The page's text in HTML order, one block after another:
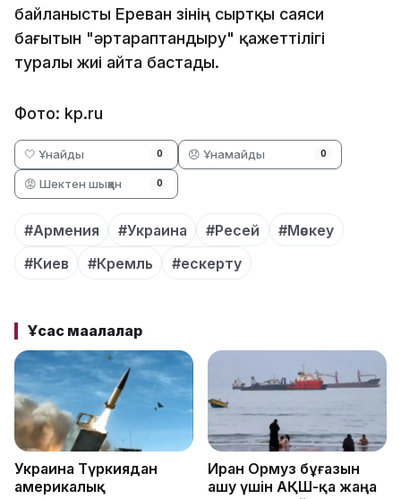
байланысты Ереван өзінің сыртқы саяси
бағытын "әртараптандыру" қажеттілігі
туралы жиі айта бастады.
Фото: kp.ru
🤍 Ұнайды 0 😞 Ұнамайды 0
😡 Шектен шыққан 0
#Армения #Украина #Ресей
#Мәскеу
#Киев
#Кремль #ескерту
Ұқсас мақалалар
Украина Түркиядан
америкалық
Иран Ормуз бұғазын
ашу үшін АҚШ-қа жаңа